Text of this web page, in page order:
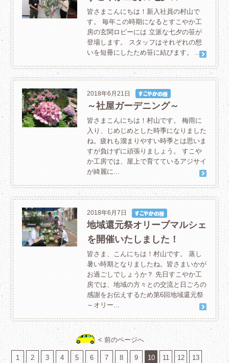
皆さまこんにちは！新入社員の村山で
す。 毎年この時期になるとすこやか工
房の玄関ロビーには 立派な七夕の笹が
登場します。 スタッフはそれぞれの想
いを短冊にしたため笹に結びます。 ...
2018年6月21日
～社屋ガーデニング～
皆さまこんにちは！村山です。 梅雨に
入り、じめじめとした時季になりました
ね。疲れも溜まりやすい時季とは思いま
すが負けずに頑張りましょう。 すこや
か工房では、屋上で育てているアジサイ
が綺麗に...
2018年6月7日
地域還元祭オリーブマルシェ
を開催いたしました！
皆さま、こんにちは！村山です。 蒸し
暑い時期となりましたね。皆さまいかが
お過ごしでしょうか？ 先日すこやか工
房では、地域の方々との交流と日ごろの
感謝をお伝えするため第6回地域還元祭
～オリー...
< 前のページへ
1 2 3 4 5 6 7 8 9 10 11 12 13